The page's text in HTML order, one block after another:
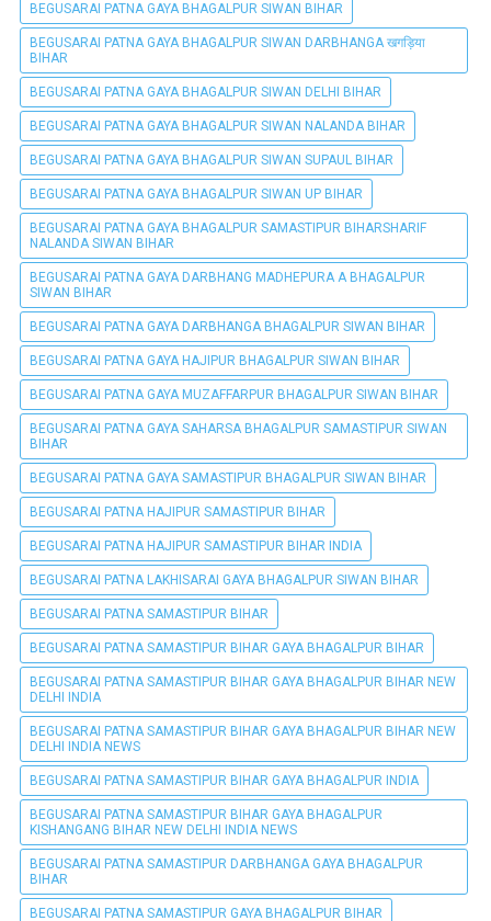
BEGUSARAI PATNA GAYA BHAGALPUR SIWAN BIHAR
BEGUSARAI PATNA GAYA BHAGALPUR SIWAN DARBHANGA खगड़िया
BIHAR
BEGUSARAI PATNA GAYA BHAGALPUR SIWAN DELHI BIHAR
BEGUSARAI PATNA GAYA BHAGALPUR SIWAN NALANDA BIHAR
BEGUSARAI PATNA GAYA BHAGALPUR SIWAN SUPAUL BIHAR
BEGUSARAI PATNA GAYA BHAGALPUR SIWAN UP BIHAR
BEGUSARAI PATNA GAYA BHAGALPUR SAMASTIPUR BIHARSHARIF
NALANDA SIWAN BIHAR
BEGUSARAI PATNA GAYA DARBHANG MADHEPURA A BHAGALPUR
SIWAN BIHAR
BEGUSARAI PATNA GAYA DARBHANGA BHAGALPUR SIWAN BIHAR
BEGUSARAI PATNA GAYA HAJIPUR BHAGALPUR SIWAN BIHAR
BEGUSARAI PATNA GAYA MUZAFFARPUR BHAGALPUR SIWAN BIHAR
BEGUSARAI PATNA GAYA SAHARSA BHAGALPUR SAMASTIPUR SIWAN
BIHAR
BEGUSARAI PATNA GAYA SAMASTIPUR BHAGALPUR SIWAN BIHAR
BEGUSARAI PATNA HAJIPUR SAMASTIPUR BIHAR
BEGUSARAI PATNA HAJIPUR SAMASTIPUR BIHAR INDIA
BEGUSARAI PATNA LAKHISARAI GAYA BHAGALPUR SIWAN BIHAR
BEGUSARAI PATNA SAMASTIPUR BIHAR
BEGUSARAI PATNA SAMASTIPUR BIHAR GAYA BHAGALPUR BIHAR
BEGUSARAI PATNA SAMASTIPUR BIHAR GAYA BHAGALPUR BIHAR NEW
DELHI INDIA
BEGUSARAI PATNA SAMASTIPUR BIHAR GAYA BHAGALPUR BIHAR NEW
DELHI INDIA NEWS
BEGUSARAI PATNA SAMASTIPUR BIHAR GAYA BHAGALPUR INDIA
BEGUSARAI PATNA SAMASTIPUR BIHAR GAYA BHAGALPUR
KISHANGANG BIHAR NEW DELHI INDIA NEWS
BEGUSARAI PATNA SAMASTIPUR DARBHANGA GAYA BHAGALPUR
BIHAR
BEGUSARAI PATNA SAMASTIPUR GAYA BHAGALPUR BIHAR